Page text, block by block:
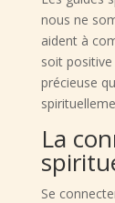
nous ne
aident à
soit
précieuse
La
Se